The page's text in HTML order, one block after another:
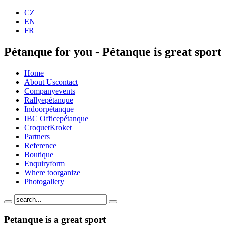
CZ
EN
FR
Pétanque for you - Pétanque is great sport
Home
About Uscontact
Companyevents
Rallyepétanque
Indoorpétanque
IBC Officepétanque
CroquetKroket
Partners
Reference
Boutique
Enquiryform
Where toorganize
Photogallery
Petanque is a great sport